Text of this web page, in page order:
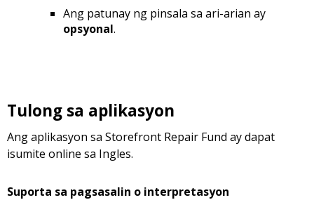
Ang patunay ng pinsala sa ari-arian ay
opsyonal.
Tulong sa aplikasyon
Ang aplikasyon sa Storefront Repair Fund ay dapat
isumite online sa Ingles.
Suporta sa pagsasalin o interpretasyon